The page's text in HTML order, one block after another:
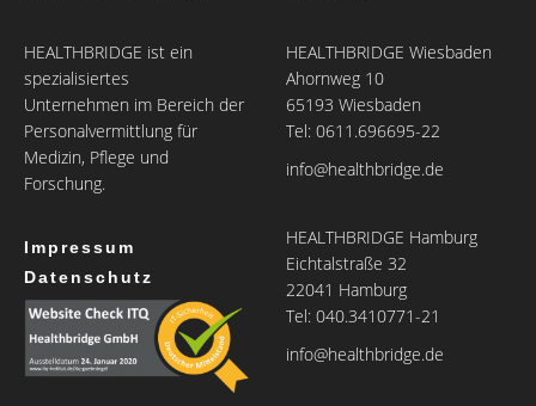
HEALTHBRIDGE ist ein
spezialisiertes
Unternehmen im Bereich der
Personalvermittlung für
Medizin, Pflege und
Forschung.
Impressum
Datenschutz
HEALTHBRIDGE Wiesbaden
Ahornweg 10
65193 Wiesbaden
Tel: 0611.696695-22
info@healthbridge.de
HEALTHBRIDGE Hamburg
Eichtalstraße 32
22041 Hamburg
Tel: 040.3410771-21
info@healthbridge.de